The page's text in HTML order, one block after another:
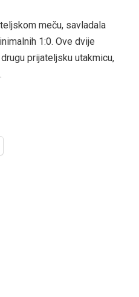
meču, savladala
1:0. Ove dvije
prijateljsku utakmicu,